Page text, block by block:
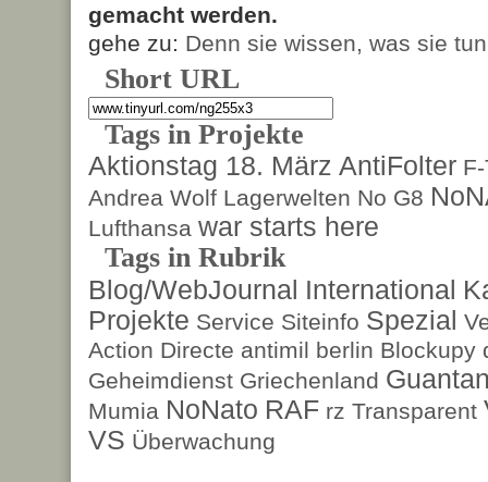
gemacht werden.
gehe zu: Denn sie wissen, was sie tun
Short URL
Tags in Projekte
Aktionstag 18. März AntiFolter
Andrea Wolf Lagerwelten No G8
Lufthansa war starts here
Tags in Rubrik
Blog/WebJournal International
Projekte Service Siteinfo Spezial
Action Directe antimil berlin Blockupy
Geheimdienst Griechenland
Mumia NoNato RAF rz Transparent
VS Überwachung